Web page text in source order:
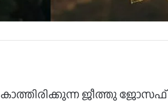
ജീത്തു ജോസഫ്